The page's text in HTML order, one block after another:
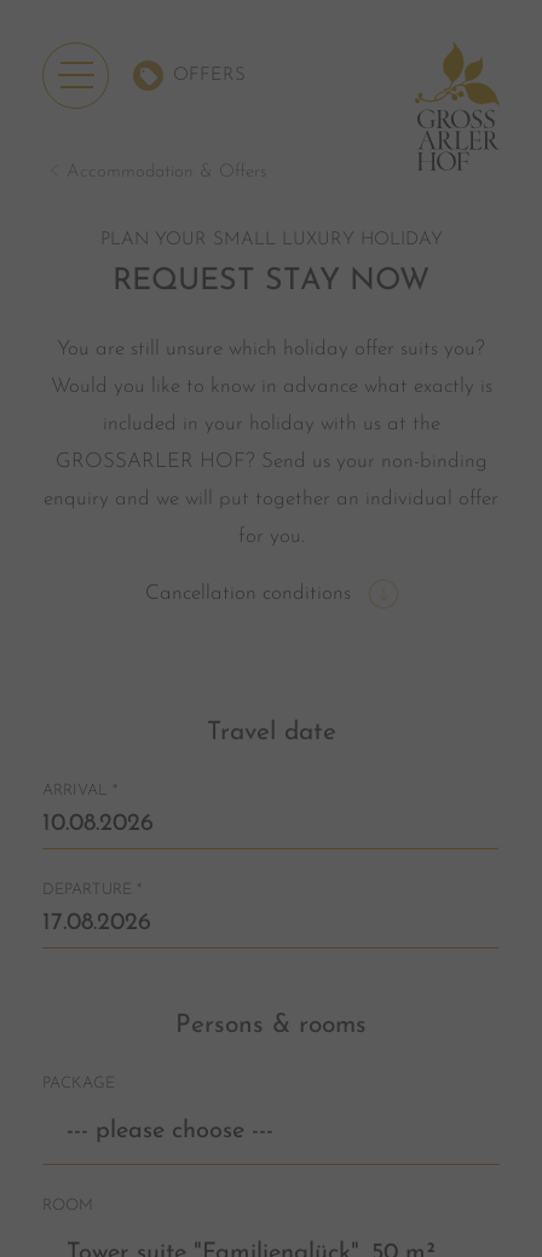
OFFERS
Accommodation & Offers
PLAN YOUR SMALL LUXURY HOLIDAY
REQUEST STAY NOW
You are still unsure which holiday offer suits you?
Would you like to know in advance what exactly is
included in your holiday with us at the
GROSSARLER HOF? Send us your non-binding
enquiry and we will put together an individual offer
for you.
Cancellation conditions
Travel date
ARRIVAL *
DEPARTURE *
Persons & rooms
PACKAGE
ROOM